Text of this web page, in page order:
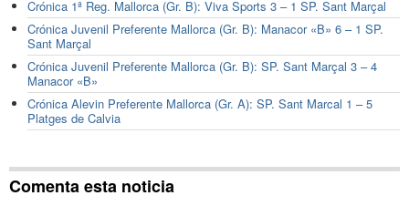
Crónica 1ª Reg. Mallorca (Gr. B): Viva Sports 3 – 1 SP. Sant Marçal
Crónica Juvenil Preferente Mallorca (Gr. B): Manacor «B» 6 – 1 SP.
Sant Marçal
Crónica Juvenil Preferente Mallorca (Gr. B): SP. Sant Marçal 3 – 4
Manacor «B»
Crónica Alevin Preferente Mallorca (Gr. A): SP. Sant Marcal 1 – 5
Platges de Calvia
Comenta esta noticia